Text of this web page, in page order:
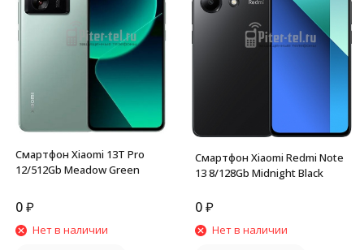
Смартфон Xiaomi 13T Pro
12/512Gb Meadow Green
0₽
Нет в наличии
Смартфон Xiaomi Redmi Note
13 8/128Gb Midnight Black
0₽
Нет в наличии